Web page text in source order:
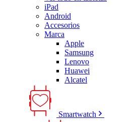
iPad
Android
Accesorios
Marca
Apple
Samsung
Lenovo
Huawei
Alcatel
Smartwatch